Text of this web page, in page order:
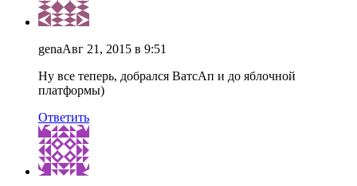
genaАвг 21, 2015 в 9:51
Ну все теперь, добрался ВатсАп и до яблочной
платформы)
Ответить